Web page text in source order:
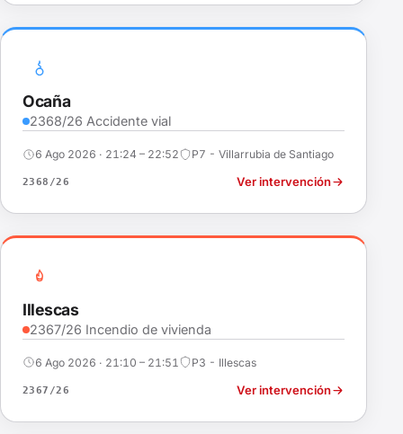
Ocaña
2368/26 Accidente vial
6 Ago 2026 · 21:24 – 22:52 P7 - Villarrubia de Santiago
2368/26 Ver intervención
Illescas
2367/26 Incendio de vivienda
6 Ago 2026 · 21:10 – 21:51 P3 - Illescas
2367/26 Ver intervención